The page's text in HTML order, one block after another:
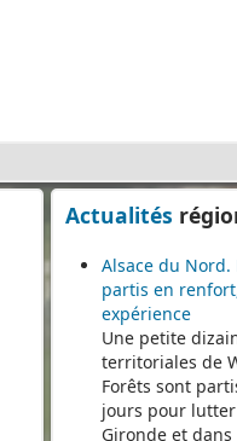
Actualités
Alsace du
partis en
expérience
Une petite
territoriales de
Forêts sont
jours pour
Gironde et dans